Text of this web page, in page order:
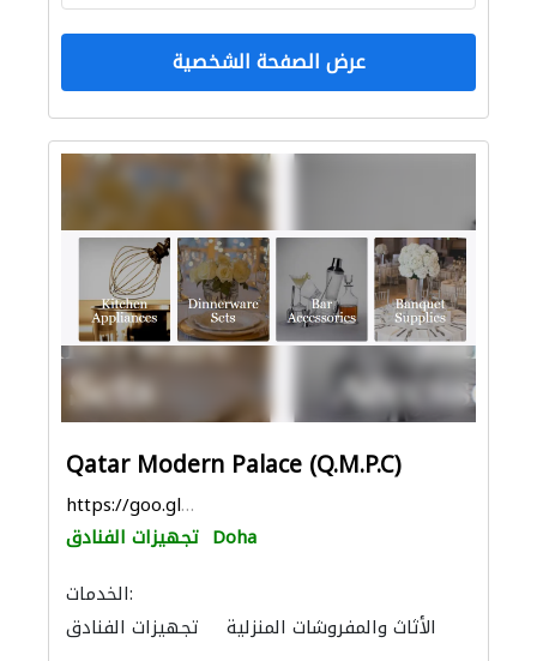
عرض الصفحة الشخصية
Qatar Modern Palace (Q.M.P.C)
https://goo.gl/maps/qxGpMzSFe1HvuLKD9
تجهيزات الفنادق Doha
الخدمات:
تجهيزات الفنادق
الأثاث والمفروشات المنزلية